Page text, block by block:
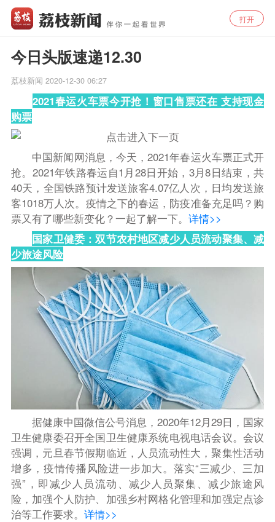
打开
今日头版速递12.30
荔枝新闻 2020-12-30 06:27
2021春运火车票今开抢！窗口售票还在 支持现金
购票
中国新闻网消息， 今天，2021年春运火车票正式开
抢。 2021年铁路春运自1月28日开始，3月8日结束，共
40天，全国铁路预计发送旅客4.07亿人次，日均发送旅
客1018万人次。 疫情之下的春运，防疫准备充足吗？购
票又有了哪些新变化？一起了解一下。 详情>>
国家卫健委：双节农村地区减少人员流动聚集、减
少旅途风险
据健康中国微信公号消息，2020年12月29日，国家
卫生健康委召开全国卫生健康系统电视电话会议。 会议
强调，元旦春节假期临近，人员流动性大，聚集性活动
增多，疫情传播风险进一步加大。 落实“三减少、三加
强”，即减少人员流动、减少人员聚集、减少旅途风
险，加强个人防护、加强乡村网格化管理和加强定点诊
治等工作要求。 详情>>